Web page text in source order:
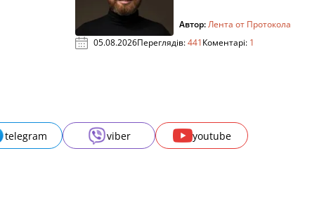
Автор:Лента от Протокола
05.08.2026Переглядів:441Коментарі: 1
telegram viber youtube